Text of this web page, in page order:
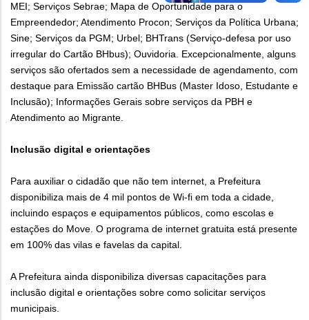
MEI; Serviços Sebrae; Mapa de Oportunidade para o
Empreendedor; Atendimento Procon; Serviços da Política Urbana;
Sine; Serviços da PGM; Urbel; BHTrans (Serviço-defesa por uso
irregular do Cartão BHbus); Ouvidoria. Excepcionalmente, alguns
serviços são ofertados sem a necessidade de agendamento, com
destaque para Emissão cartão BHBus (Master Idoso, Estudante e
Inclusão); Informações Gerais sobre serviços da PBH e
Atendimento ao Migrante.
Inclusão digital e orientações
Para auxiliar o cidadão que não tem internet, a Prefeitura
disponibiliza mais de 4 mil pontos de Wi-fi em toda a cidade,
incluindo espaços e equipamentos públicos, como escolas e
estações do Move. O programa de internet gratuita está presente
em 100% das vilas e favelas da capital.
A Prefeitura ainda disponibiliza diversas capacitações para
inclusão digital e orientações sobre como solicitar serviços
municipais.